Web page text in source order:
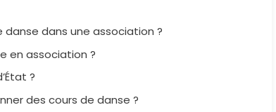
dans une association ?
en association ?
?
des cours de danse ?